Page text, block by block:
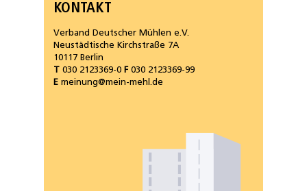
KONTAKT
Verband Deutscher Mühlen e.V.
Neustädtische Kirchstraße 7A
10117 Berlin
T 030 2123369-0 F030 2123369-99
E meinung@mein-mehl.de